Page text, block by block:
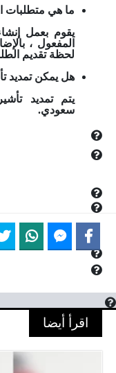
ما هي متطلبات
المفعول ،
لحظة تقديم
هل يمكن تمديد
سعودي.
اقرأ أيضا